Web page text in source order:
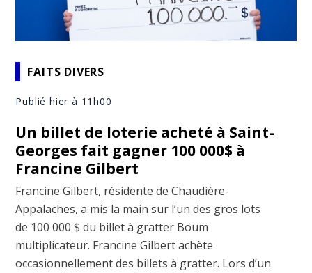
FAITS DIVERS
Publié hier à 11h00
Un billet de loterie acheté à Saint-
Georges fait gagner 100 000$ à
Francine Gilbert
Francine Gilbert, résidente de Chaudière-
Appalaches, a mis la main sur l’un des gros lots
de 100 000 $ du billet à gratter Boum
multiplicateur. Francine Gilbert achète
occasionnellement des billets à gratter. Lors d’un